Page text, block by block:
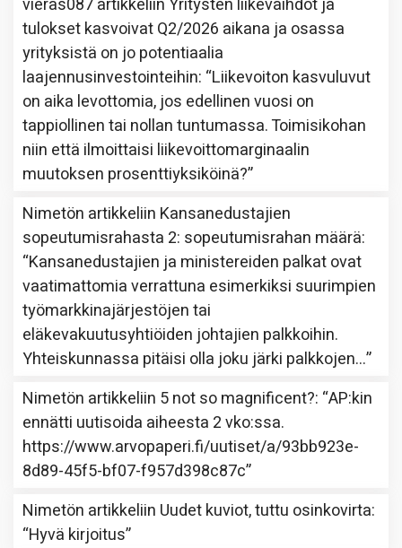
vieras087artikkeliin Yritysten liikevaihdot ja
tulokset kasvoivat Q2/2026 aikana ja osassa
yrityksistä on jo potentiaalia
laajennusinvestointeihin: “Liikevoiton kasvuluvut
on aika levottomia, jos edellinen vuosi on
tappiollinen tai nollan tuntumassa. Toimisikohan
niin että ilmoittaisi liikevoittomarginaalin
muutoksen prosenttiyksiköinä?”
Nimetön artikkeliin Kansanedustajien
sopeutumisrahasta 2: sopeutumisrahan määrä:
“Kansanedustajien ja ministereiden palkat ovat
vaatimattomia verrattuna esimerkiksi suurimpien
työmarkkinajärjestöjen tai
eläkevakuutusyhtiöiden johtajien palkkoihin.
Yhteiskunnassa pitäisi olla joku järki palkkojen…”
Nimetön artikkeliin 5 not so magnificent?: “AP:kin
ennätti uutisoida aiheesta 2 vko:ssa.
https://www.arvopaperi.fi/uutiset/a/93bb923e-
8d89-45f5-bf07-f957d398c87c”
Nimetön artikkeliin Uudet kuviot, tuttu osinkovirta:
“Hyvä kirjoitus”